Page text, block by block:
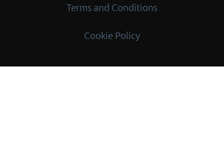
Terms and Conditions
Cookie Policy